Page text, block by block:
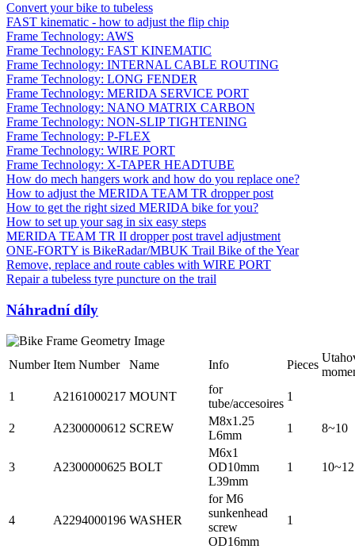
Convert your bike to tubeless
FAST kinematic - how to adjust the flip chip
Frame Technology: AWS
Frame Technology: FAST KINEMATIC
Frame Technology: INTERNAL CABLE ROUTING
Frame Technology: LONG FENDER
Frame Technology: MERIDA SERVICE PORT
Frame Technology: NANO MATRIX CARBON
Frame Technology: NON-SLIP TIGHTENING
Frame Technology: P-FLEX
Frame Technology: WIRE PORT
Frame Technology: X-TAPER HEADTUBE
How do mech hangers work and how do you replace one?
How to adjust the MERIDA TEAM TR dropper post
How to get the right sized MERIDA bike for you?
How to set up your sag in six easy steps
MERIDA TEAM TR II dropper post travel adjustment
ONE-FORTY is BikeRadar/MBUK Trail Bike of the Year
Remove, replace and route cables with WIRE PORT
Repair a tubeless tyre puncture on the trail
Náhradní díly
Number Item Number Name Info Pieces
1
A2161000217 MOUNT
for
tube/accesoires
1
2 A2300000612 SCREW
M8x1.25
L6mm
1 8~10
3 A2300000625 BOLT
M6x1
OD10mm
L39mm
1 10~12
4 A2294000196 WASHER
for M6
sunkenhead
screw
OD16mm
1